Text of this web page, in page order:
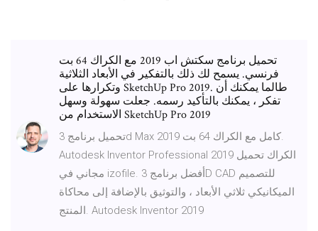
تحميل برنامج سكتش اب 2019 مع الكراك 64 بت
فرنسي. يسمح لك ذلك بالتفكير في الأبعاد الثلاثية
وتكرارها على SketchUp Pro 2019. طالما يمكنك أن
تفكر ، يمكنك بالتأكيد رسمه. جعلت سهولة وسهل
الاستخدام من SketchUp Pro 2019
تحميل برنامج 3d Max 2019 كامل مع الكراك 64 بت.
Autodesk Inventor Professional 2019 الكراك تحميل
مجاني في izofile. أفضل برنامج 3D CAD للتصميم
الميكانيكي ثلاثي الأبعاد ، والتوثيق بالإضافة إلى محاكاة
المنتج. Autodesk Inventor 2019